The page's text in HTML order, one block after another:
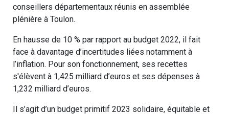
conseillers départementaux réunis en assemblée
plénière à Toulon.
En hausse de 10 % par rapport au budget 2022, il fait
face à davantage d’incertitudes liées notamment à
l’inflation. Pour son fonctionnement, ses recettes
s'élèvent à 1,425 milliard d’euros et ses dépenses à
1,232 milliard d’euros.
Il s’agit d’un budget primitif 2023 solidaire, équitable et